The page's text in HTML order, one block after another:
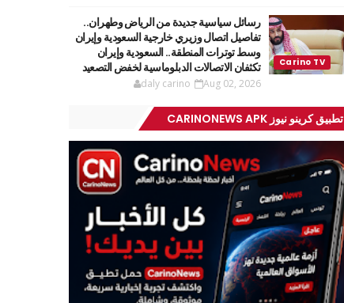
رسائل سياسية جديدة من الرياض وطهران..
تفاصيل اتصال وزيري خارجية السعودية وإيران
وسط توترات المنطقة.. السعودية وإيران
تكثفان الاتصالات الدبلوماسية لخفض التصعيد
daly carino Aug 02, 2026
تطبيق كرينو نيوز CARINONEWS APK